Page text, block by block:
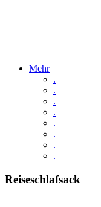
Mehr
.
.
.
.
.
.
.
.
Reiseschlafsack